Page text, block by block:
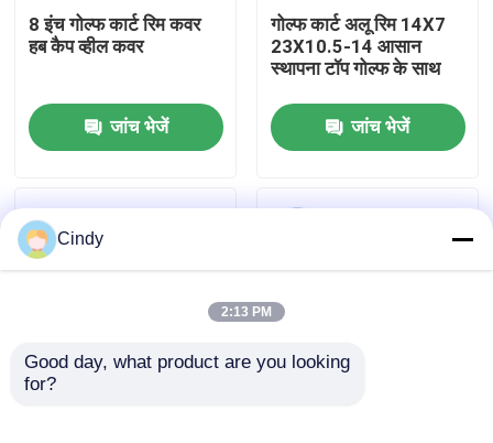
कारखाना भ्रमण
संपर्क करें
समाचार
गोल्फ कार्ट व्हील कवर
8 इंच गोल्फ कार्ट रिम कवर
हब कैप व्हील कवर
जांच भेजें
गोल्फ कार्ट अलू रिम 14X7
23X10.5-14 आसान
स्थापना टॉप गोल्फ के साथ
जांच भेजें
Cindy
2:13 PM
Good day, what product are you looking
for?